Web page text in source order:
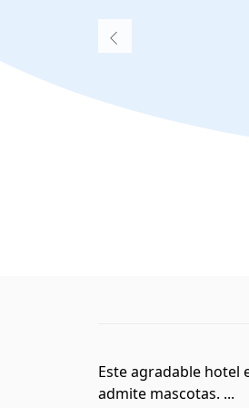
Este agradable hotel
admite mascotas. ...